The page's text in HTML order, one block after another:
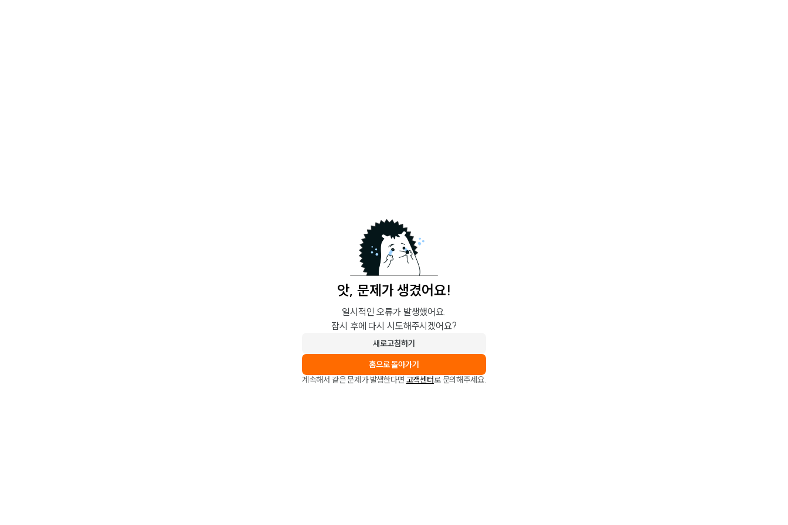
앗, 문제가 생겼어요!
일시적인 오류가 발생했어요.
잠시 후에 다시 시도해주시겠어요?
새로고침하기
홈으로 돌아가기
계속해서 같은 문제가 발생한다면 고객센터로 문의해주세요.